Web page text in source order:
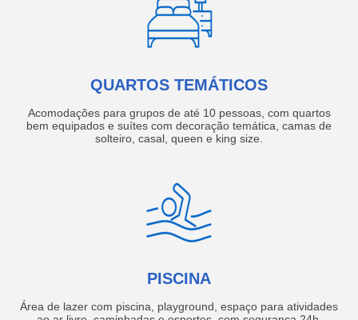
QUARTOS TEMÁTICOS
Acomodações para grupos de até 10 pessoas, com quartos
bem equipados e suítes com decoração temática, camas de
solteiro, casal, queen e king size.
PISCINA
Área de lazer com piscina, playground, espaço para atividades